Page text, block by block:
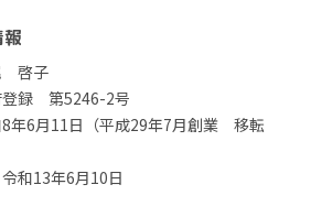
啓子
登録 第5246-2号
8年6月11日（平成29年7月創業 移転
令和13年6月10日